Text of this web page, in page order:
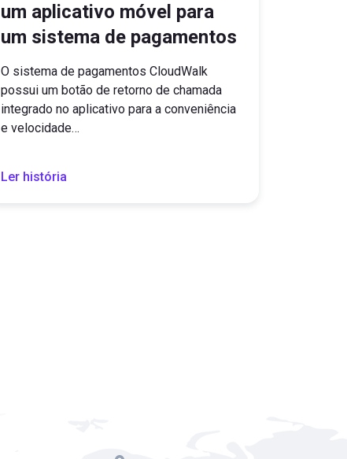
um aplicativo móvel para
um sistema de pagamentos
O sistema de pagamentos CloudWalk
possui um botão de retorno de chamada
integrado no aplicativo para a conveniência
e velocidade…
Ler história